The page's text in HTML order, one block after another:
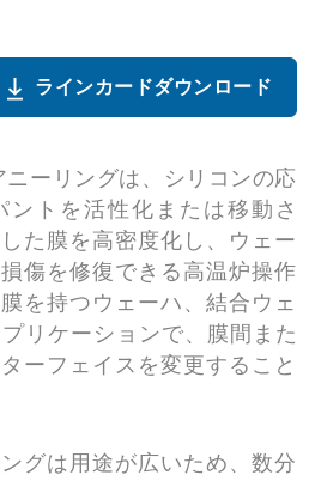
ラインカードダウンロード
ニーリングは、シリコンの応
ントを活性化または移動さ
た膜を高密度化し、ウェー
傷を修復できる高温炉操作
を持つウェーハ、結合ウェ
リケーションで、膜間また
ーフェイスを変更すること
グは用途が広いため、数分